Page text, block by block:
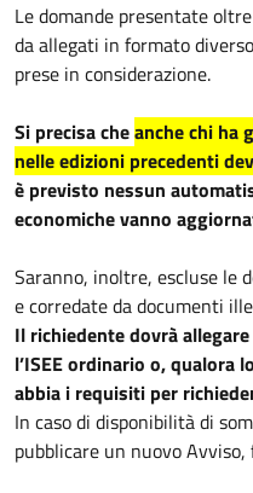
Le domande presentate
da allegati in formato diverso
prese in considerazione.
Si precisa cheanche chi ha
nelle edizioni precedenti
è previsto nessun
economiche vanno
Saranno, inoltre, escluse le
e corredate da documenti
Il richiedente dovrà
l’ISEE ordinario o, qualora
abbia i requisiti per
In caso di disponibilità di
pubblicare un nuovo